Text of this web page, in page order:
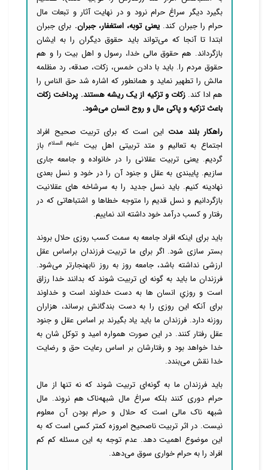
بگیرد دیگر سراغ حرام نرود و در نهایت آثار و تبعات مال
حرام را جبران کند. یعنی توبه، استغفار، جبران. برای جبران
ابتدا تا آنجا که می‌تواند باید حقوق دیگران را به ایشان
بازگرداند. هم حقوق مالی خدا، رسول و اهل بیت را و هم
حقوق مردم را. باید با دادن خمس، زکات، صدقه، رد مظلمه
مالش را تطهیر نماید و همانطور که اشاره شد حق الناس را
هم ادا کند. زکات و تزکیه از یک ریشه هستند. پرداخت زکات
باعث تزکیه و پاکی مال و روح انسان می‌شود.
راهکار بلند مدت این است که برای تربیت صحیح افراد
اجتماع به تعالیم و متد تربیتی اهل بیت علیهم السلام باز
گردیم. یعنی تربیت عقلانی را در خانواده و جامعه جاری
سازیم. پایبندی به عقل و جنود آن را در خود و نسل بعدی
نهادینه کنیم. باید نسل جدید را به سرشاخه های عقلانیت
بازگردانیم و نسل قدیم را متوجه خطاها و اشتباهاتی که در
رفتار و کسب درآمد خود داشته اند نماییم.
باید برای اینکه افراد جامعه به سمت کسب روزی حلال بروند
بستر سازی شود. اگر برای ما تربیت فرزندان براساس عقل
ارزشی نداشته باشد، جامعه روز به روز نابهنجارتر می‌شود.
فرزندان ما باید به گونه ای تربیت شوند که بدانند خدا رزاق
است و روزیِ انسان ها به دست خداوند است و خداوند
برای آنکه این روزی را به دست بندگانش برساند، هزاران
روزنه دارد. فرزندان ما باید یاد بگیرند بر اساس عقل و جنود
عقل رفتار کنند. در این صورت همواره امید و توکل شان به
خدا خواهد بود و رفتارشان بر اساس رعایت حق و رضایت
خدا نقش می‌بندد.
باید فرزندان ما به گونه‌ای تربیت شوند که نه تنها از مال
حرام دوری کنند بلکه سراغ مال شبهه‌ناک هم نروند. مال
شبهه ناک مالی است که حلال و حرام بودن آن معلوم
نیست. در اثر تربیت ناصحیح امروزه کمتر کسی است که به
این موضوع اهمیت دهد. عدم توجه به این مسئله کم کم
افراد را به حرام خواری سوق می‌دهد.